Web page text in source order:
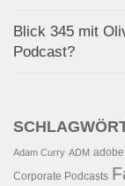
Blick 345 mit
Podcast?
Adam Curry ADM adobe
Corporate Podcasts